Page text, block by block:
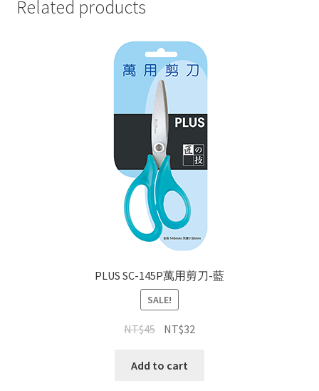
Related products
PLUS SC-145P萬用剪刀-藍
SALE!
NT$45 NT$32
Add to cart